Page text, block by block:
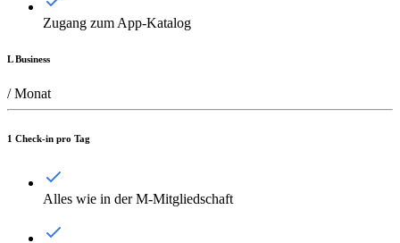
Zugang zum App-Katalog
L Business
/ Monat
1 Check-in pro Tag
Alles wie in der M-Mitgliedschaft